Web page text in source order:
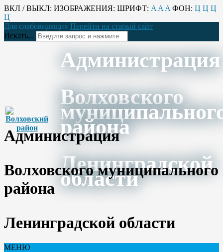
ВКЛ / ВЫКЛ: ИЗОБРАЖЕНИЯ: ШРИФТ: A A A ФОН: Ц Ц Ц
Ц
Для слабовидящих Перейти на старый сайт
Искать...
Администрация
Волховского
района
Ленинградской
области
Администрация
Волховского муниципального
района
Ленинградской области
МЕНЮ